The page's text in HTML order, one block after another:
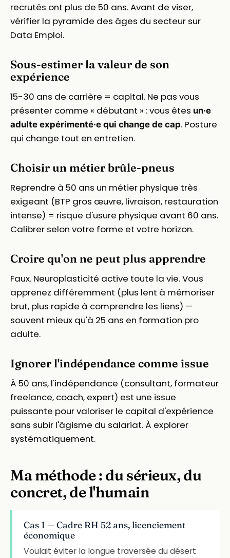
recrutés ont plus de 50 ans. Avant de viser,
vérifier la pyramide des âges du secteur sur
Data Emploi.
Sous-estimer la valeur de son
expérience
15-30 ans de carrière = capital. Ne pas vous
présenter comme « débutant » : vous êtes un·e
adulte expérimenté·e qui change de cap. Posture
qui change tout en entretien.
Choisir un métier brûle-pneus
Reprendre à 50 ans un métier physique très
exigeant (BTP gros œuvre, livraison, restauration
intense) = risque d'usure physique avant 60 ans.
Calibrer selon votre forme et votre horizon.
Croire qu'on ne peut plus apprendre
Faux. Neuroplasticité active toute la vie. Vous
apprenez différemment (plus lent à mémoriser
brut, plus rapide à comprendre les liens) —
souvent mieux qu'à 25 ans en formation pro
adulte.
Ignorer l'indépendance comme issue
À 50 ans, l'indépendance (consultant, formateur
freelance, coach, expert) est une issue
puissante pour valoriser le capital d'expérience
sans subir l'âgisme du salariat. À explorer
systématiquement.
Ma méthode : du sérieux, du
concret, de l'humain
Cas 1 — Cadre RH 52 ans, licenciement
économique
Voulait éviter la longue traversée du désert